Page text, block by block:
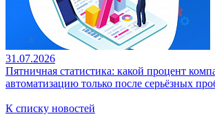
31.07.2026
Пятничная статистика: какой процент
автоматизацию только после серьёзных
К списку новостей